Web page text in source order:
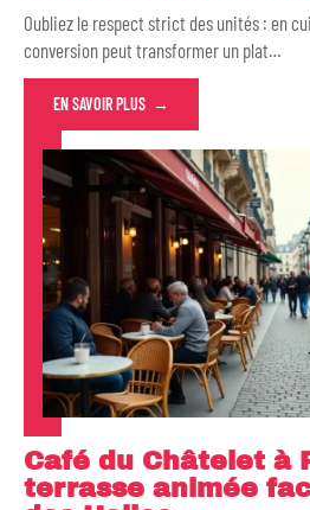
Oubliez le respect strict des unités : en
conversion peut transformer un plat…
EN SAVOIR PLUS
Café du Châtelet à
terrasse animée